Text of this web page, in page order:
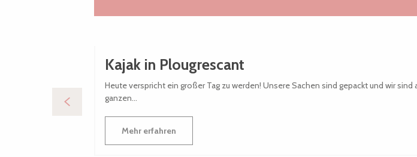
Kajak in Plougrescant
Heute verspricht ein großer Tag zu werden! Unsere Sachen sind gepackt und wir
ganzen...
Mehr erfahren